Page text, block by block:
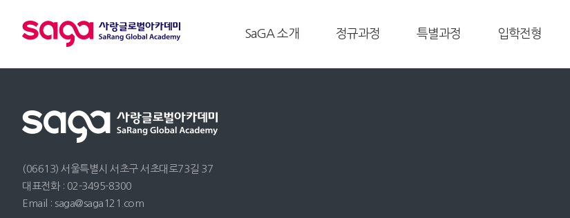
SaGA 소개 정규과정 특별과정 입학전형
(06613) 서울특별시 서초구 서초대로73길 37
대표전화 : 02-3495-8300
Email : saga@saga121.com